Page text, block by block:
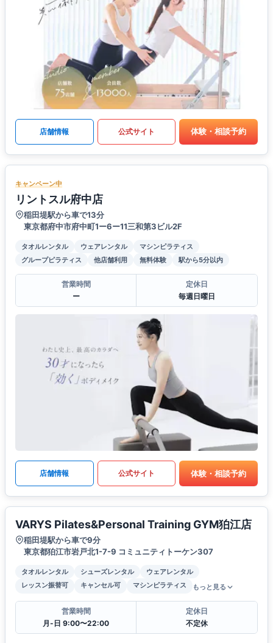
店舗情報 公式サイト 体験・相談予約
キャンペーン中
リントスル府中店
稲田堤駅から車で13分
東京都府中市府中町1ー6ー11三和第3ビル2F
タオルレンタル ウェアレンタル
マシンピラティス
グループピラティス
他店舗利用 無料体験 駅から5分以内
営業時間
ー
定休日
毎週日曜日
店舗情報 公式サイト 体験・相談予約
VARYS Pilates&Personal Training GYM狛江店
稲田堤駅から車で9分
東京都狛江市岩戸北1-7-9 コミュニティトーケン307
タオルレンタル シューズレンタル
ウェアレンタル
レッスン振替可
キャンセル可 マシンピラティス もっと見る
営業時間
月-日 9:00〜22:00
定休日
不定休